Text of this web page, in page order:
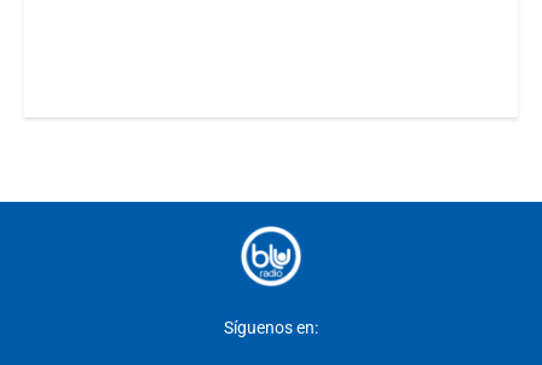
Síguenos en: